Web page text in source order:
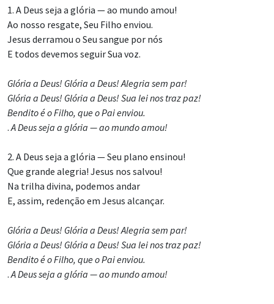
1. A Deus seja a glória — ao mundo amou!
Ao nosso resgate, Seu Filho enviou.
Jesus derramou o Seu sangue por nós
E todos devemos seguir Sua voz.
Glória a Deus! Glória a Deus! Alegria sem par!
Glória a Deus! Glória a Deus! Sua lei nos traz paz!
Bendito é o Filho, que o Pai enviou.
. A Deus seja a glória — ao mundo amou!
2. A Deus seja a glória — Seu plano ensinou!
Que grande alegria! Jesus nos salvou!
Na trilha divina, podemos andar
E, assim, redenção em Jesus alcançar.
Glória a Deus! Glória a Deus! Alegria sem par!
Glória a Deus! Glória a Deus! Sua lei nos traz paz!
Bendito é o Filho, que o Pai enviou.
. A Deus seja a glória — ao mundo amou!